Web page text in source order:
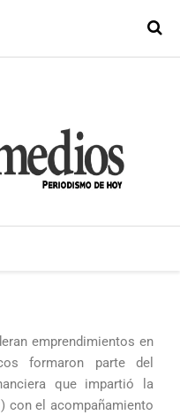
emprendimientos en
formaron parte del
que impartió la
con el acompañamiento